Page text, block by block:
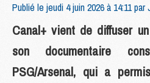
Publié le jeudi 4 juin 2026 à 14:11 par
Canal+ vient de diffuser
son documentaire
PSG/Arsenal, qui a